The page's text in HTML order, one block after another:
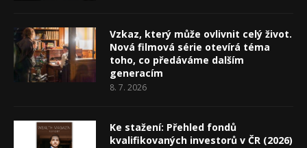
Vzkaz, který může ovlivnit celý život.
Nová filmová série otevírá téma
toho, co předáváme dalším
generacím
8. 7. 2026
Ke stažení: Přehled fondů
kvalifikovaných investorů v ČR (2026)